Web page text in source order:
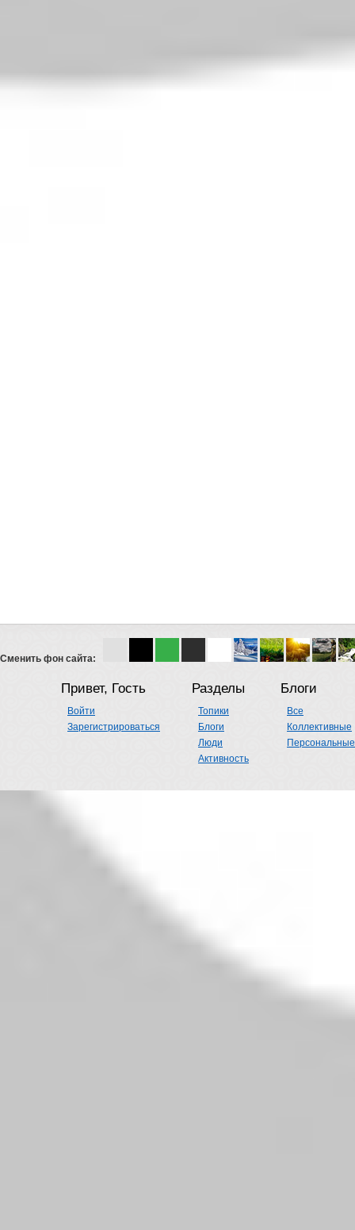
Сменить фон сайта:
Привет, Гость
Войти
Зарегистрироваться
Разделы
Топики
Блоги
Люди
Активность
Блоги
Все
Коллективные
Персональные